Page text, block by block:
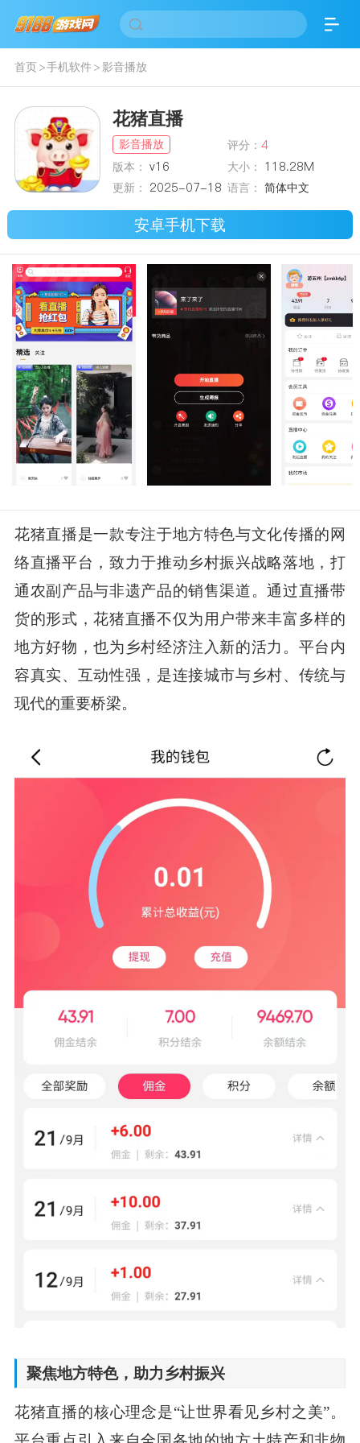
首页>手机软件> 影音播放
花猪直播
影音播放 评分：4
版本： v16 大小： 118.28M
更新： 2025-07-18 语言： 简体中文
安卓手机下载
花猪直播是一款专注于地方特色与文化传播的网
络直播平台，致力于推动乡村振兴战略落地，打
通农副产品与非遗产品的销售渠道。通过直播带
货的形式，花猪直播不仅为用户带来丰富多样的
地方好物，也为乡村经济注入新的活力。平台内
容真实、互动性强，是连接城市与乡村、传统与
现代的重要桥梁。
聚焦地方特色，助力乡村振兴
花猪直播的核心理念是“让世界看见乡村之美”。